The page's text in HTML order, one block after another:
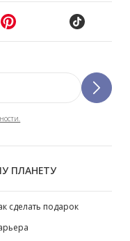
ПЛАНЕТУ
сделать подарок